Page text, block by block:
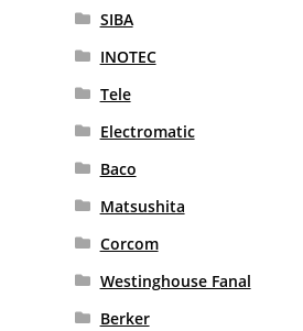
SIBA
INOTEC
Tele
Electromatic
Baco
Matsushita
Corcom
Westinghouse Fanal
Berker